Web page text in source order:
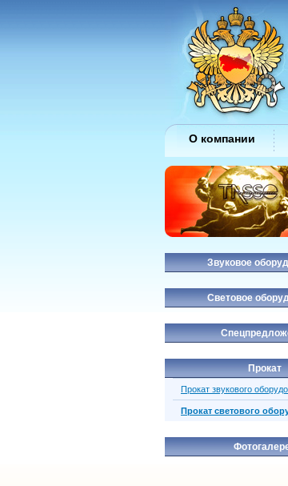
Звуковое
Световое
Прокат
Прокат звукового
Прокат светового
О компании